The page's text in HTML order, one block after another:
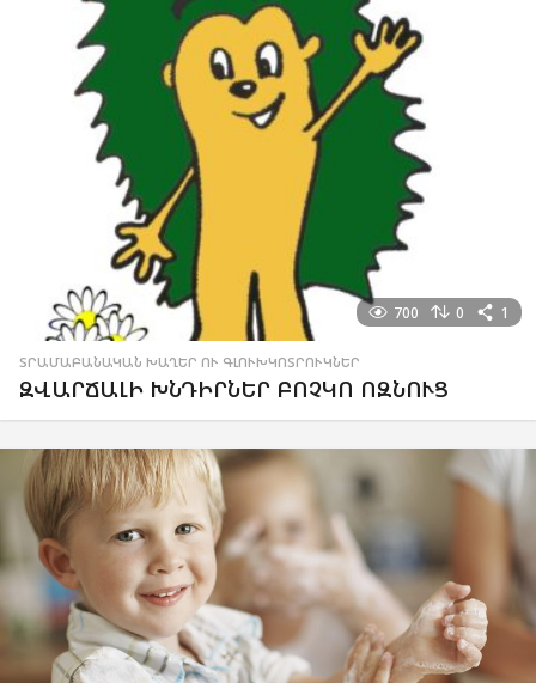
700 0 1
ՏՐԱՄԱԲԱՆԱԿԱՆ ԽԱՂԵՐ ՈՒ ԳԼՈՒԽԿՈՏՐՈՒԿՆԵՐ
ԶՎԱՐՃԱԼԻ ԽՆԴԻՐՆԵՐ ԲՈՉԿՈ ՈԶՆՈՒՑ